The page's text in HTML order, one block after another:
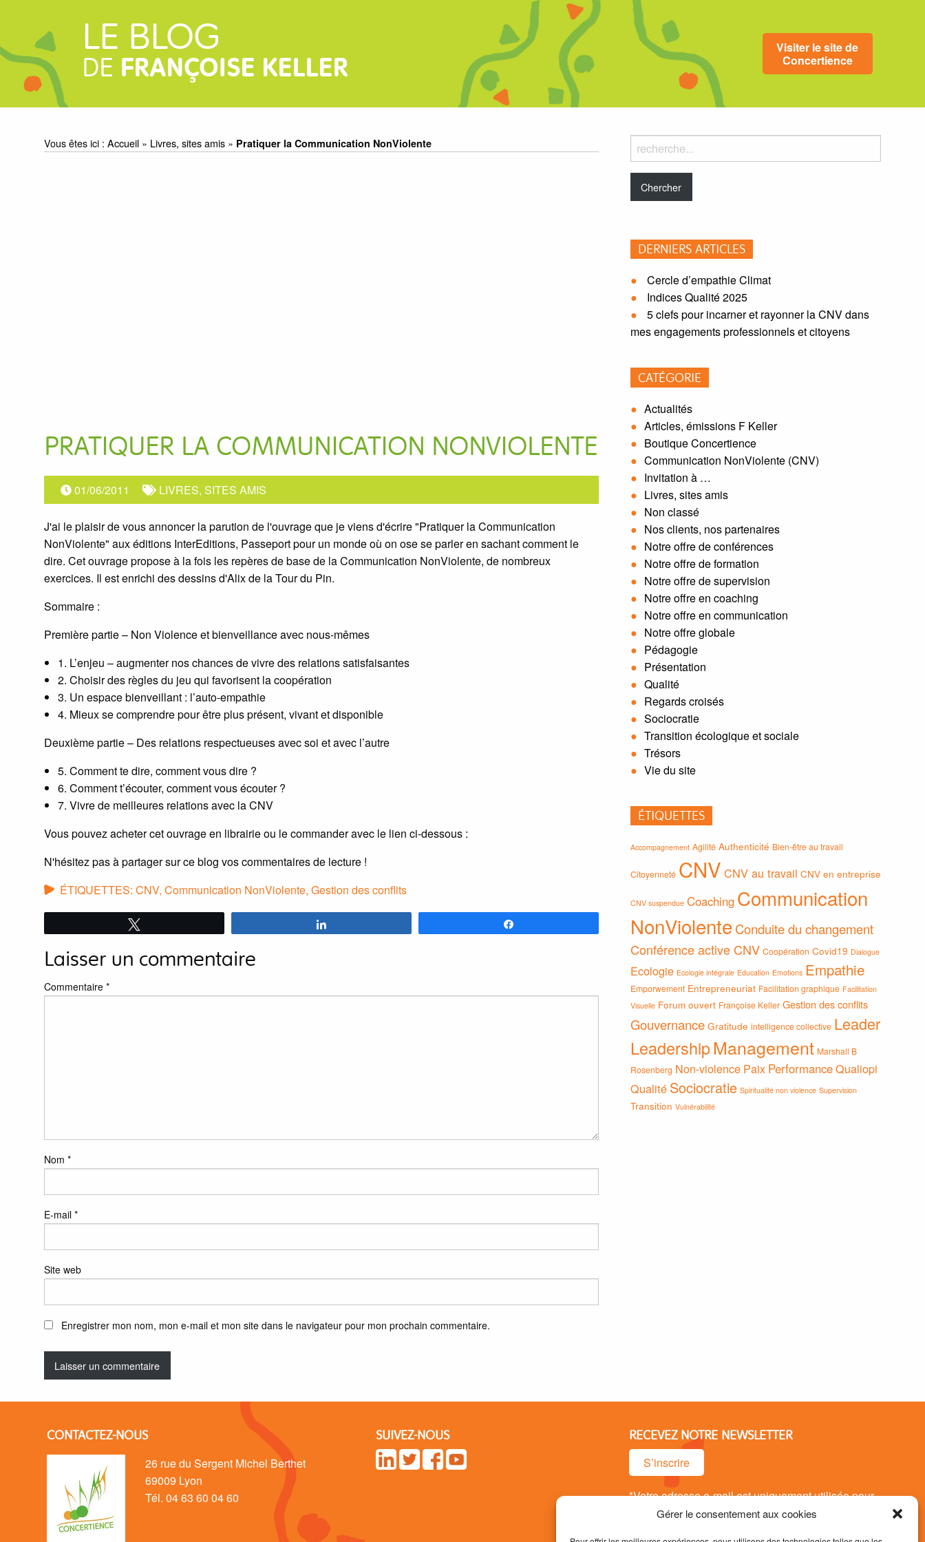
Gérer le consentement aux cookies
LE BLOG
DE FRANÇOISE KELLER
Visiter le site de
Concertience
Vous êtes ici : Accueil » Livres, sites amis » Pratiquer la Communication NonViolente
PRATIQUER LA COMMUNICATION NONVIOLENTE
01/06/2011 LIVRES, SITES AMIS
J'ai le plaisir de vous annoncer la parution de l'ouvrage que je viens d'écrire "Pratiquer la Communication
NonViolente" aux éditions InterEditions, Passeport pour un monde où on ose se parler en sachant comment le
dire. Cet ouvrage propose à la fois les repères de base de la Communication NonViolente, de nombreux
exercices. Il est enrichi des dessins d'Alix de la Tour du Pin.
Sommaire :
Première partie – Non Violence et bienveillance avec nous-mêmes
1. L’enjeu – augmenter nos chances de vivre des relations satisfaisantes
2. Choisir des règles du jeu qui favorisent la coopération
3. Un espace bienveillant : l’auto-empathie
4. Mieux se comprendre pour être plus présent, vivant et disponible
Deuxième partie – Des relations respectueuses avec soi et avec l’autre
5. Comment te dire, comment vous dire ?
6. Comment t’écouter, comment vous écouter ?
7. Vivre de meilleures relations avec la CNV
Vous pouvez acheter cet ouvrage en librairie ou le commander avec le lien ci-dessous :
N'hésitez pas à partager sur ce blog vos commentaires de lecture !
ÉTIQUETTES: CNV, Communication NonViolente, Gestion des conflits
Laisser un commentaire
Commentaire *
Nom *
E-mail *
Site web
Enregistrer mon nom, mon e-mail et mon site dans le navigateur pour mon prochain commentaire.
Rechercher
dans
le
blog:
DERNIERS ARTICLES
Cercle d’empathie Climat
Indices Qualité 2025
5 clefs pour incarner et rayonner la CNV dans
mes engagements professionnels et citoyens
CATÉGORIE
Actualités
Articles, émissions F Keller
Boutique Concertience
Communication NonViolente (CNV)
Invitation à …
Livres, sites amis
Non classé
Nos clients, nos partenaires
Notre offre de conférences
Notre offre de formation
Notre offre de supervision
Notre offre en coaching
Notre offre en communication
Notre offre globale
Pédagogie
Présentation
Qualité
Regards croisés
Sociocratie
Transition écologique et sociale
Trésors
Vie du site
ÉTIQUETTES
Accompagnement Agilité Authenticité Bien-être au travail
Citoyenneté CNV CNV au travail CNV en entreprise
CNV suspendue Coaching Communication
NonViolenteConduite du changement
Conférence active CNV Coopération Covid19 Dialogue
Ecologie Ecologie intégrale Education Emotions Empathie
Emporwement Entrepreneuriat Facilitation graphique Facilitation
Visuelle Forum ouvert Françoise Keller Gestion des conflits
Gouvernance Gratitude intelligence collective Leader
LeadershipManagement Marshall B
Rosenberg Non-violence Paix PerformanceQualiopi
Qualité Sociocratie Spiritualité non violence Supervision
Transition Vulnérabilité
CONTACTEZ-NOUS
26 rue du Sergent Michel Berthet
69009 Lyon
Tél. 04 63 60 04 60
SUIVEZ-NOUS RECEVEZ NOTRE NEWSLETTER
S’inscrire
*Votre adresse e-mail est uniquement utilisée pour
vous envoyer notre newsletter. Vous pouvez vous